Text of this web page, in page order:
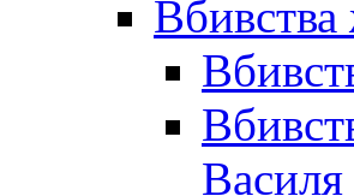
Вбивства
Василя